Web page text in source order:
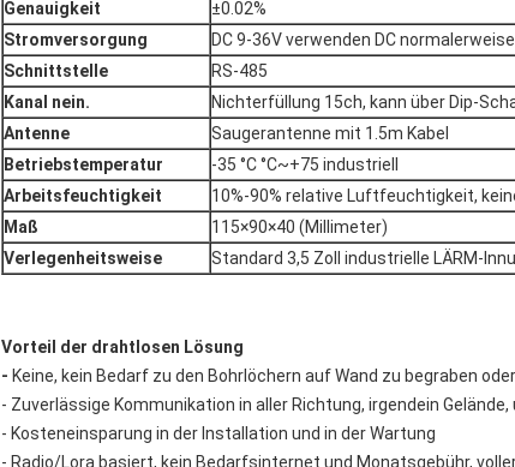
Genauigkeit
±0.02%
Stromversorgung
DC 9-36V verwenden DC
Schnittstelle
RS-485
Kanal nein.
Nichterfüllung 15ch, kann über Dip-
Antenne
Saugerantenne mit 1.5m Kabel
Betriebstemperatur
-35 °C °C~+75 industriell
Arbeitsfeuchtigkeit
10%-90% relative Luftfeuchtigkeit,
Maß
115×90×40 (Millimeter)
Verlegenheitsweise
Standard 3,5 Zoll industrielle LÄRM-
Vorteil der drahtlosen Lösung
- Keine, kein Bedarf zu den Bohrlöchern auf Wand zu begraben
- Zuverlässige Kommunikation in aller Richtung, irgendein
- Kosteneinsparung in der Installation und in der Wartung
- Radio/Lora basiert, kein Bedarfsinternet und Monatsgebühr,